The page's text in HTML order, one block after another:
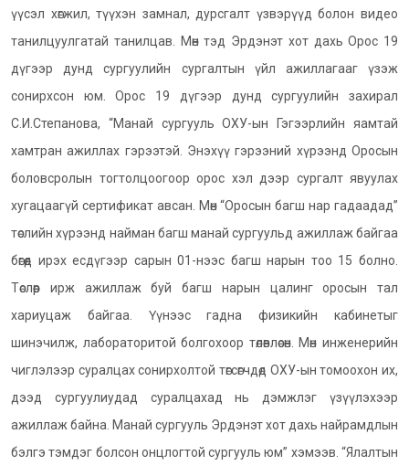
үүсэл хөгжил, түүхэн замнал, дурсгалт үзвэрүүд болон видео
танилцуулгатай танилцав. Мөн тэд Эрдэнэт хот дахь Орос 19
дүгээр дунд сургуулийн сургалтын үйл ажиллагааг үзэж
сонирхсон юм. Орос 19 дүгээр дунд сургуулийн захирал
С.И.Степанова, “Манай сургууль ОХУ-ын Гэгээрлийн яамтай
хамтран ажиллах гэрээтэй. Энэхүү гэрээний хүрээнд Оросын
боловсролын тогтолцоогоор орос хэл дээр сургалт явуулах
хугацаагүй сертификат авсан. Мөн “Оросын багш нар гадаадад”
төслийн хүрээнд найман багш манай сургуульд ажиллаж байгаа
бөгөөд ирэх есдүгээр сарын 01-нээс багш нарын тоо 15 болно.
Төслөөр ирж ажиллаж буй багш нарын цалинг оросын тал
хариуцаж байгаа. Үүнээс гадна физикийн кабинетыг
шинэчилж, лабораторитой болгохоор төлөвлөсөн. Мөн инженерийн
чиглэлээр суралцах сонирхолтой төгсөгчдөд ОХУ-ын томоохон их,
дээд сургуулиудад суралцахад нь дэмжлэг үзүүлэхээр
ажиллаж байна. Манай сургууль Эрдэнэт хот дахь найрамдлын
бэлгэ тэмдэг болсон онцлогтой сургууль юм” хэмээв. “Ялалтын